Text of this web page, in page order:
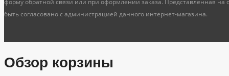
форму обратной связи или при оформлении заказа. Представленная
быть согласовано с администрацией данного интернет-магазина.
Обзор корзины